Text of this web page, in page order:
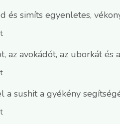
és simíts egyenletes,
az avokádót, az uborkát és
a sushit a gyékény